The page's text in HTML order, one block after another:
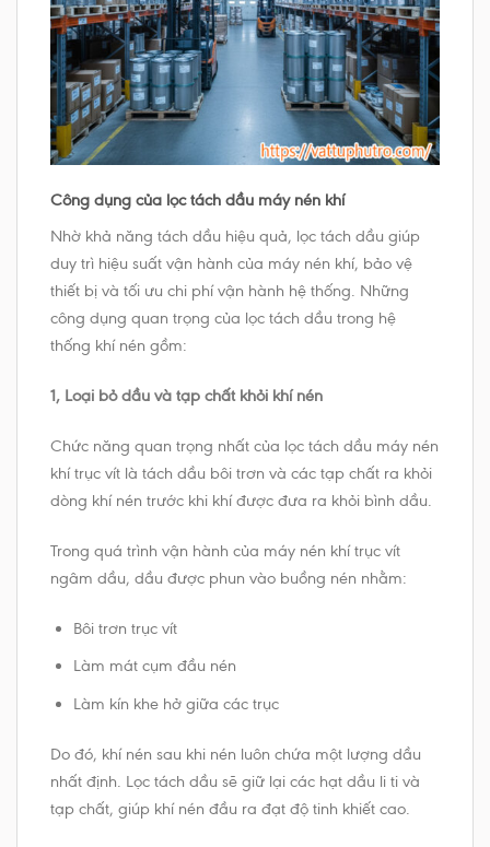
Công dụng của lọc tách dầu máy nén khí
Nhờ khả năng tách dầu hiệu quả, lọc tách dầu giúp
duy trì hiệu suất vận hành của máy nén khí, bảo vệ
thiết bị và tối ưu chi phí vận hành hệ thống. Những
công dụng quan trọng của lọc tách dầu trong hệ
thống khí nén gồm:
1, Loại bỏ dầu và tạp chất khỏi khí nén
Chức năng quan trọng nhất của lọc tách dầu máy nén
khí trục vít là tách dầu bôi trơn và các tạp chất ra khỏi
dòng khí nén trước khi khí được đưa ra khỏi bình dầu.
Trong quá trình vận hành của máy nén khí trục vít
ngâm dầu, dầu được phun vào buồng nén nhằm:
Bôi trơn trục vít
Làm mát cụm đầu nén
Làm kín khe hở giữa các trục
Do đó, khí nén sau khi nén luôn chứa một lượng dầu
nhất định. Lọc tách dầu sẽ giữ lại các hạt dầu li ti và
tạp chất, giúp khí nén đầu ra đạt độ tinh khiết cao.